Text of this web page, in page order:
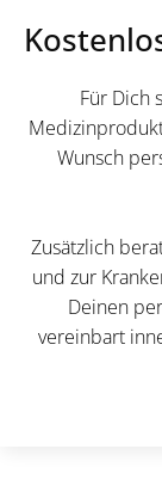
Für Dich
Wunsch
Zusätzlich
und zur
Deinen
vereinbart